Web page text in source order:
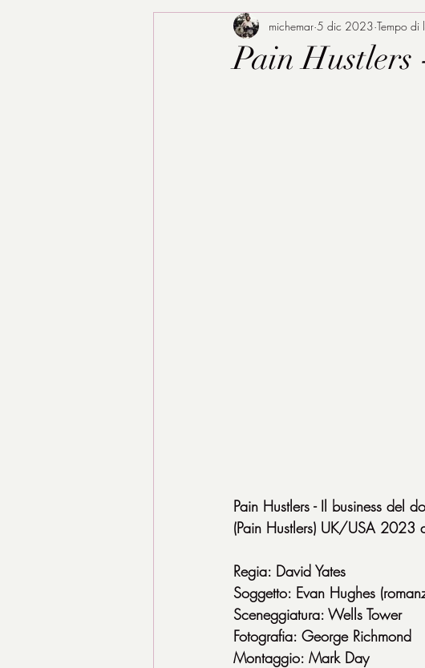
Pain Hustlers
michemar 5 dic 2023 Tempo di
Pain Hustlers - Il business del
(Pain Hustlers) UK/USA
Regia: David Yates
Soggetto: Evan Hughes
Sceneggiatura: Wells Tower
Fotografia: George Richmond
Montaggio: Mark Day